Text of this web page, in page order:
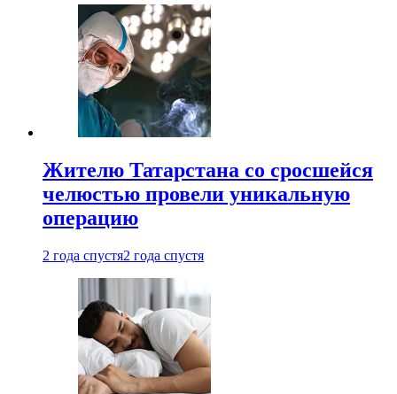
Жителю Татарстана со сросшейся
челюстью провели уникальную
операцию
2 года спустя2 года спустя